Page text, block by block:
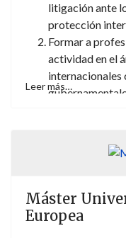
litigación ante
protección
Formar a
actividad en el
internacionales
Leer más…
Máster
Europea